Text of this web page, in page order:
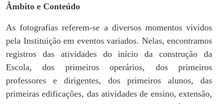
Âmbito e Conteúdo
As fotografias referem-se a diversos momentos vividos
pela Instituição em eventos variados. Nelas, encontramos
registros das atividades do início da construção da
Escola, dos primeiros operários, dos primeiros
professores e dirigentes, ​dos primeiros alunos, das
primeiras edificações, das atividades de ensino, extensão,